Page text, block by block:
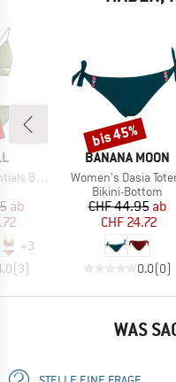
Bikini Set
Preis
ab
+3
(3)
MARKE
BANANA MOON
Artikel
Women's Dasia
Produktgruppe
Bikini-Bottom
Preis
CHF 44.95 ab
CHF 24.72
0.0(0)
Rabatt
bis 45%
WAS